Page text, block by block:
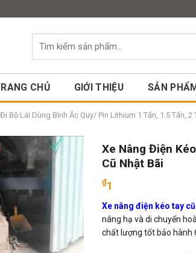
Tìm
CHỦ GIỚI THIỆU SẢN
Lái Dùng Bình Ắc Quy/ Pin Lithium 1 Tấn, 1.5 Tấn, 2
Xe Nâng Điện
Cũ Nhật Bãi
₫1
Xe nâng điện kéo tay cũ
nâng hạ và di chuyển
chất lượng tốt bảo hành